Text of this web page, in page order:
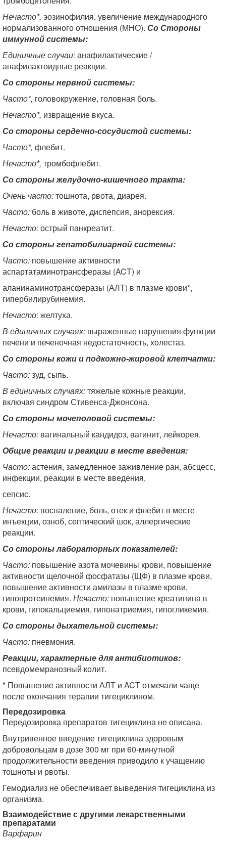
Нечасто*, эозинофилия, увеличение международного
нормализованного отношения (МНО). Со Стороны
иммунной системы:
Единичные случаи:анафилактические /
анафилактоидные реакции.
Со стороны нервной системы:
Часто*, головокружение, головная боль.
Нечасто*, извращение вкуса.
Со стороны сердечно-сосудистой системы:
Часто*, флебит.
Нечасто*, тромбофлебит.
Со стороны желудочно-кишечного тракта:
Очень часто:тошнота, рвота, диарея.
Часто: боль в животе, диспепсия, анорексия.
Нечасто:острый панкреатит.
Со стороны гепатобилиарной системы:
Часто: повышение активности
аспартатаминотрансферазы (ACT) и
аланинаминотрансферазы (АЛТ) в плазме крови*,
гипербилирубинемия.
Нечасто:желтуха.
В единичных случаях: выраженные нарушения функции
печени и печеночная недостаточность, холестаз.
Со стороны кожи и подкожно-жировой клетчатки:
Часто:зуд, сыпь.
В единичных случаях:тяжелые кожные реакции,
включая синдром Стивенса-Джонсона.
Со стороны мочеполовой системы:
Нечасто: вагинальный кандидоз, вагинит, лейкорея.
Общие реакции и реакции в месте введения:
Часто:астения, замедленное заживление ран, абсцесс,
инфекции, реакции в месте введения,
сепсис.
Нечасто: воспаление, боль, отек и флебит в месте
инъекции, озноб, септический шок, аллергические
реакции.
Со стороны лабораторных показателей:
Часто: повышение азота мочевины крови, повышение
активности щелочной фосфатазы (ЩФ) в плазме крови,
повышение активности амилазы в плазме крови,
гипопротеинемия. Нечасто: повышение креатинина в
крови, гипокальциемия, гипонатриемия, гипогликемия.
Со стороны дыхательной системы:
Часто: пневмония.
Реакции, характерные для антибиотиков:
псевдомемранозный колит.
* Повышение активности АЛТ и ACT отмечали чаще
после окончания терапии тигециклином.
Передозировка
Передозировка препаратов тигециклина не описана.
Внутривенное введение тигециклина здоровым
добровольцам в дозе 300 мг при 60-минутной
продолжительности введения приводило к учащению
тошноты и рвоты.
Гемодиализ не обеспечивает выведения тигециклина из
организма.
Взаимодействие с другими лекарственными
препаратами
Варфарин